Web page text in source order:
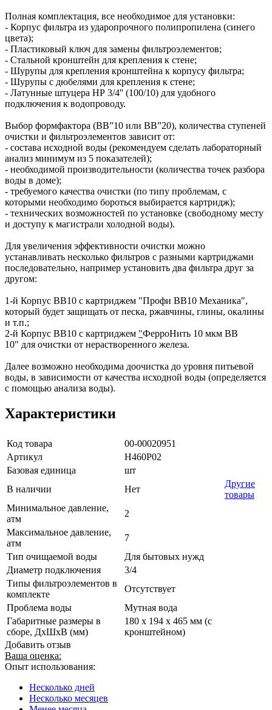
Полная комплектация, все необходимое для установки:
- Корпус фильтра из ударопрочного полипропилена (синего
цвета);
- Пластиковый ключ для замены фильтроэлементов;
- Стальной кронштейн для крепления к стене;
- Шурупы для крепления кронштейна к корпусу фильтра;
- Шурупы с дюбелями для крепления к стене;
- Латунные штуцера НР 3/4'' (100/10) для удобного
подключения к водопроводу.
Выбор формфактора (BB”10 или BB”20), количества ступеней
очистки и фильтроэлементов зависит от:
- состава исходной воды (рекомендуем сделать лабораторный
анализ минимум из 5 показателей);
- необходимой производительности (количества точек разбора
воды в доме);
- требуемого качества очистки (по типу проблемам, с
которыми необходимо бороться выбирается картридж);
- технических возможностей по установке (свободному месту
и доступу к магистрали холодной воды).
Для увеличения эффективности очистки можно
устанавливать несколько фильтров с разными картриджами
последовательно, например установить два фильтра друг за
другом:
1-й Корпус ВВ10 с картриджем "Профи ВВ10 Механика",
который будет защищать от песка, ржавчины, глины, окалины
и т.п.;
2-й Корпус ВВ10 с картриджем "ФерроНить 10 мкм BB
10" для очистки от нерастворенного железа.
Далее возможно необходима доочистка до уровня питьевой
воды, в зависимости от качества исходной воды (определяется
с помощью анализа воды).
Характеристики
Код товара
00-00020951
Артикул
Н460Р02
Базовая единица
шт
В наличии
Нет
Другие
товары
Минимальное давление,
атм
2
Максимальное давление,
атм
7
Тип очищаемой воды
Для бытовых нужд
Диаметр подключения
3/4
Типы фильтроэлементов в
комплекте
Отсутствует
Проблема воды
Мутная вода
Габаритные размеры в
сборе, ДхШхВ (мм)
180 х 194 х 465 мм (с
кронштейном)
Добавить отзыв
Ваша оценка:
Опыт использования:
Несколько дней
Несколько месяцев